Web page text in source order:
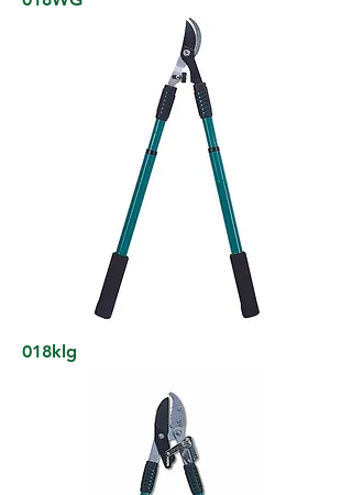
018klg